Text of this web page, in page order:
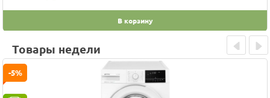
В корзину
Товары недели
-5%
Prev Next